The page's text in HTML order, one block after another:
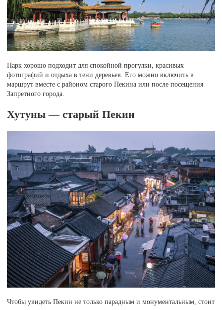
Парк хорошо подходит для спокойной прогулки, красивых
фотографий и отдыха в тени деревьев. Его можно включить в
маршрут вместе с районом старого Пекина или после посещения
Запретного города.
Хутуны — старый Пекин
Чтобы увидеть Пекин не только парадным и монументальным, стоит